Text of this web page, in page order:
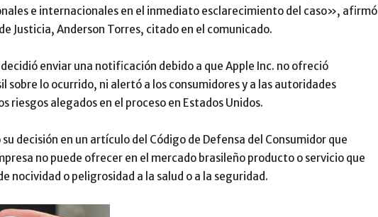
e internacionales en el inmediato esclarecimiento del caso», afirmó
Justicia, Anderson Torres, citado en el comunicado.
enviar una notificación debido a que Apple Inc. no ofreció
sobre lo ocurrido, ni alertó a los consumidores y a las autoridades
riesgos alegados en el proceso en Estados Unidos.
decisión en un artículo del Código de Defensa del Consumidor que
no puede ofrecer en el mercado brasileño producto o servicio que
nocividad o peligrosidad a la salud o a la seguridad.